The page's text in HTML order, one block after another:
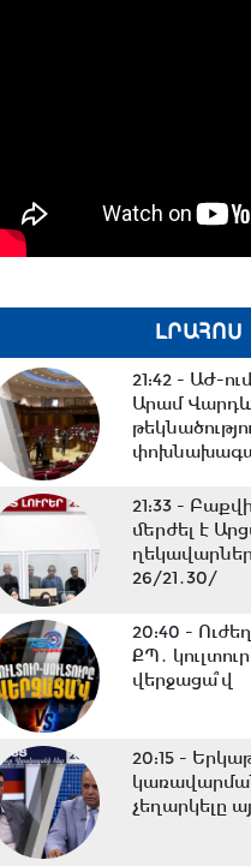
ԼՐԱՀՈՍ
21:42 - ԱԺ-
Արամ
21:33 -
մերժել է
26/21․30/
20:40 -
ՔՊ․
վերջացա՞վ
20:15 -
չեղարկելը